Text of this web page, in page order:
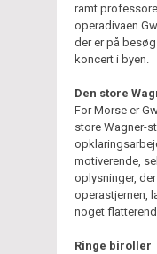
ramt
operadivaen
der er på
koncert i byen.
Den store
For Morse er
store Wagner-
motiverende,
oplysninger,
operastjernen,
noget
Ringe biroller